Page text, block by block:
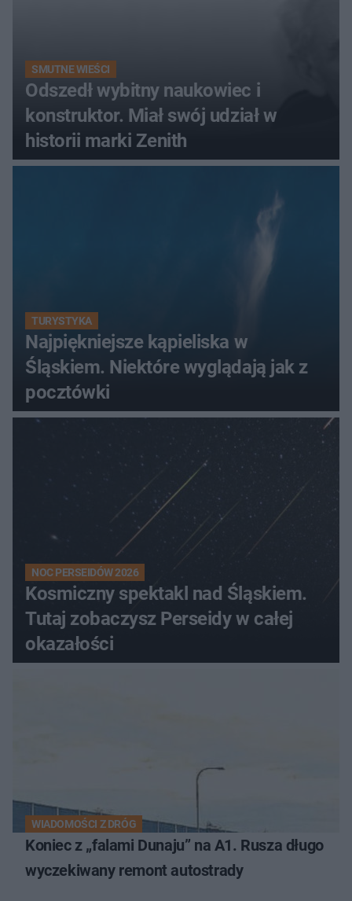
SMUTNE WIEŚCI
Odszedł wybitny naukowiec i
konstruktor. Miał swój udział w
historii marki Zenith
TURYSTYKA
Najpiękniejsze kąpieliska w
Śląskiem. Niektóre wyglądają jak z
pocztówki
NOC PERSEIDÓW 2026
Kosmiczny spektakl nad Śląskiem.
Tutaj zobaczysz Perseidy w całej
okazałości
WIADOMOŚCI Z DRÓG
Koniec z „falami Dunaju” na A1. Rusza długo
wyczekiwany remont autostrady